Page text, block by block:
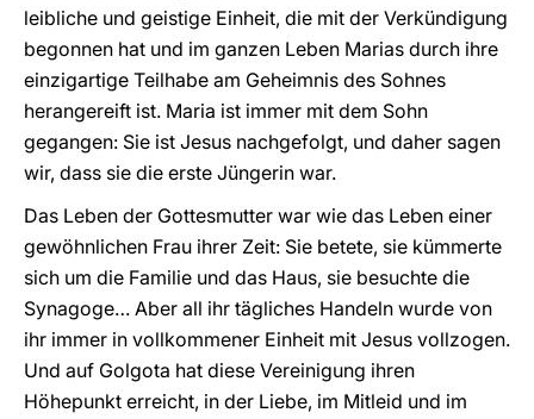
leibliche und geistige Einheit, die mit der Verkündigung
begonnen hat und im ganzen Leben Marias durch ihre
einzigartige Teilhabe am Geheimnis des Sohnes
herangereift ist. Maria ist immer mit dem Sohn
gegangen: Sie ist Jesus nachgefolgt, und daher sagen
wir, dass sie die erste Jüngerin war.
Das Leben der Gottesmutter war wie das Leben einer
gewöhnlichen Frau ihrer Zeit: Sie betete, sie kümmerte
sich um die Familie und das Haus, sie besuchte die
Synagoge… Aber all ihr tägliches Handeln wurde von
ihr immer in vollkommener Einheit mit Jesus vollzogen.
Und auf Golgota hat diese Vereinigung ihren
Höhepunkt erreicht, in der Liebe, im Mitleid und im